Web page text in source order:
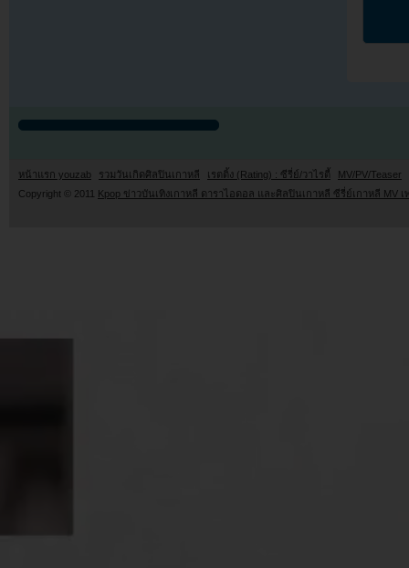
หน้าแรก youzab รวมวันเกิดศิลปินเกาหลี เรตติ้ง (Rating) : ซีรี่ย์/วาไรตี้
MV/PV/Teaser
Copyright © 2011 Kpop ข่าวบันเทิงเกาหลี ดาราไอดอล และศิลปินเกาหลี ซีรี่ย์เกาหลี MV